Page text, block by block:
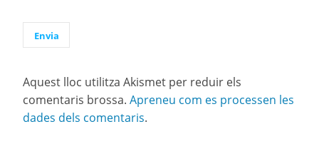
Aquest lloc utilitza Akismet per reduir els
comentaris brossa. Apreneu com es processen les
dades dels comentaris.